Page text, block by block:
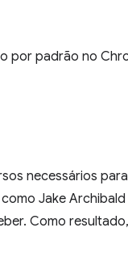
por padrão no
necessários
Jake Archibald
Como